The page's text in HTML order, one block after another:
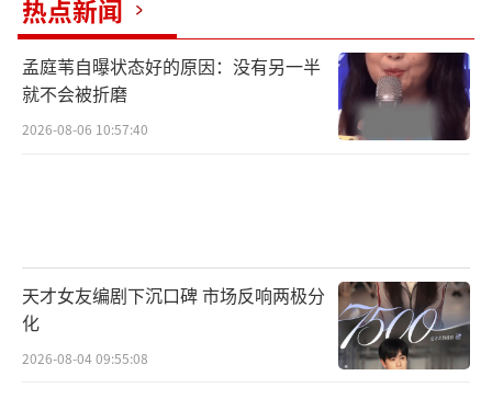
0001）
热点新闻
孟庭苇自曝状态好的原因：没有另一半
就不会被折磨
2026-08-06 10:57:40
天才女友编剧下沉口碑 市场反响两极分
化
2026-08-04 09:55:08